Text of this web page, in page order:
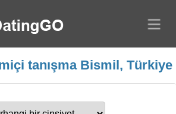
tanışma Bismil, Türkiye